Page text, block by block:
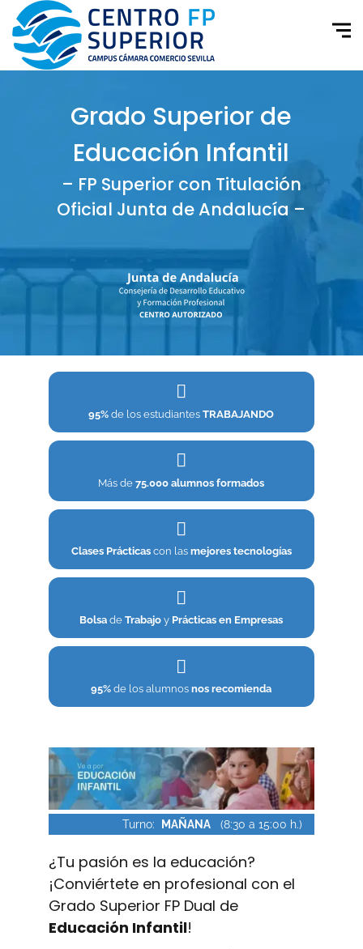
Grado Superior de
Educación Infantil
– FP Superior con Titulación
Oficial Junta de Andalucía –
95% de los estudiantesTRABAJANDO
Más de 75.000 alumnos formados
Clases Prácticascon las mejores tecnologías
Bolsa deTrabajo y Prácticas en Empresas
95% de los alumnosnos recomienda
Turno: MAÑANA (8:30 a 15:00 h.)
¿Tu pasión es la educación?
¡Conviértete en profesional con el
Grado Superior FP Dual de
Educación Infantil!